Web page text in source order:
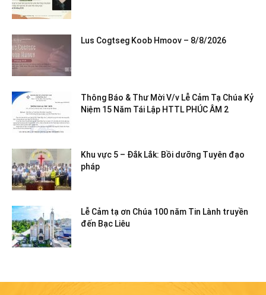
Lus Cogtseg Koob Hmoov – 8/8/2026
Thông Báo & Thư Mời V/v Lễ Cảm Tạ Chúa Kỷ
Niệm 15 Năm Tái Lập HTTL PHÚC ÂM 2
Khu vực 5 – Đắk Lắk: Bồi dưỡng Tuyên đạo
pháp
Lễ Cảm tạ ơn Chúa 100 năm Tin Lành truyền
đến Bạc Liêu